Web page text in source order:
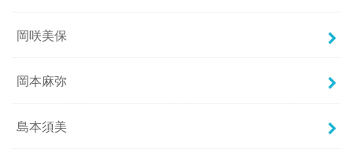
岡咲美保
岡本麻弥
島本須美